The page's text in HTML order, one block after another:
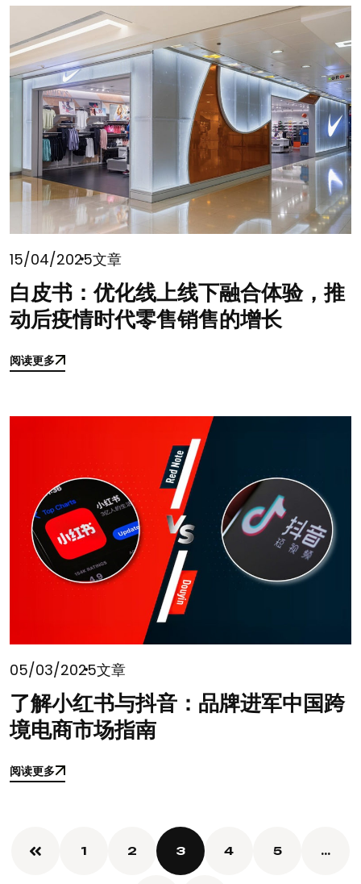
15/04/2025文章
白皮书：优化线上线下融合体验，推
动后疫情时代零售销售的增长
阅读更多
阅读更多
05/03/2025文章
了解小红书与抖音：品牌进军中国跨
境电商市场指南
阅读更多
阅读更多
1 2 3 4 5 …